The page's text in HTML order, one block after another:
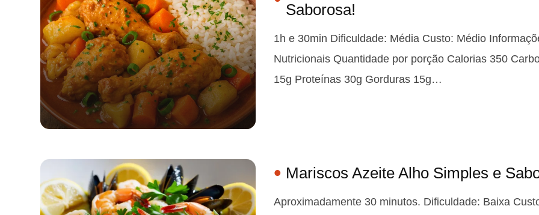
Saborosa!
1h e 30min Dificuldade: Média Custo: Médio
Nutricionais Quantidade por porção Calorias 350
15g Proteínas 30g Gorduras 15g…
Mariscos Azeite Alho Simples e
Aproximadamente 30 minutos. Dificuldade: Baixa